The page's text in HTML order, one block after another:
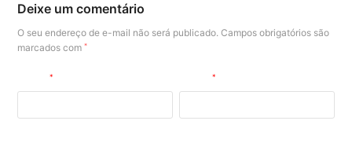
Deixe um comentário
O seu endereço de e-mail não será publicado. Campos obrigatórios são
marcados com*
Nome* E-mail*